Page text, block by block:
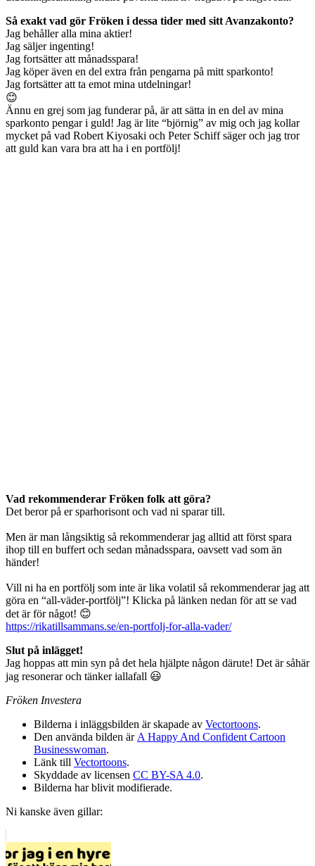
Så exakt vad gör Fröken i dessa tider med sitt Avanzakonto?
Jag behåller alla mina aktier!
Jag säljer ingenting!
Jag fortsätter att månadsspara!
Jag köper även en del extra från pengarna på mitt sparkonto!
Jag fortsätter att ta emot mina utdelningar!
😊
Ännu en grej som jag funderar på, är att sätta in en del av mina
sparkonto pengar i guld! Jag är lite “björnig” av mig och jag kollar
mycket på vad Robert Kiyosaki och Peter Schiff säger och jag tror
att guld kan vara bra att ha i en portfölj!
Vad rekommenderar Fröken folk att göra?
Det beror på er sparhorisont och vad ni sparar till.
Men är man långsiktig så rekommenderar jag alltid att först spara
ihop till en buffert och sedan månadsspara, oavsett vad som än
händer!
Vill ni ha en portfölj som inte är lika volatil så rekommenderar jag att
göra en “all-väder-portfölj”! Klicka på länken nedan för att se vad
det är för något! 😊
https://rikatillsammans.se/en-portfolj-for-alla-vader/
Slut på inlägget!
Jag hoppas att min syn på det hela hjälpte någon därute! Det är såhär
jag resonerar och tänker iallafall 😃
Fröken Investera
Bilderna i inläggsbilden är skapade av Vectortoons.
Den använda bilden är A Happy And Confident Cartoon
Businesswoman.
Länk till Vectortoons.
Skyddade av licensen CC BY-SA 4.0.
Bilderna har blivit modifierade.
Ni kanske även gillar: